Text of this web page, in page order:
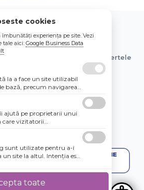
Nou Online Store SRL
in lei si includ tva. Ofertele
disponibil.
cookies
experiența pe site. Vezi
tale aici: Google Business Data
la a face un site utilizabil
bază, precum navigarea
fără aceste
ajută pe proprietarii unui
care vizitatorii
mod anonim.
sunt utilizate pentru a-i
site la altul. Intenţia este
ele sunt mai valoroase
şi părţile terţe care se
toate